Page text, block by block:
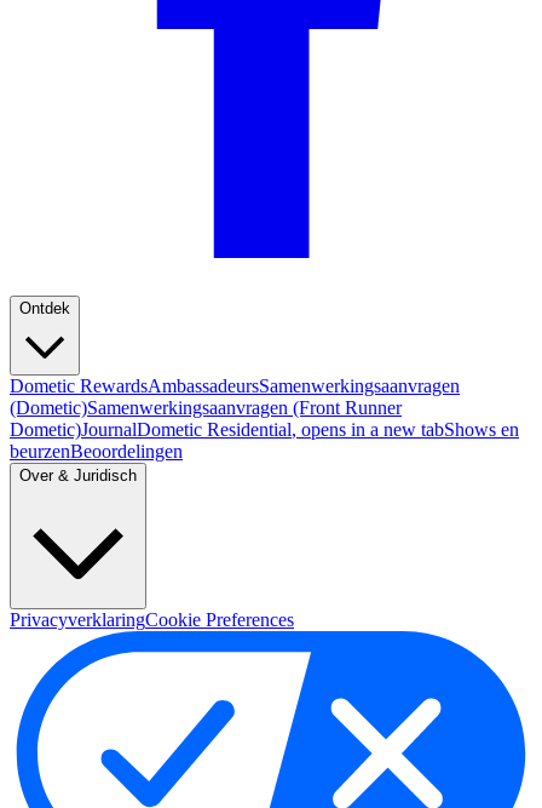
Ontdek
Dometic RewardsAmbassadeursSamenwerkingsaanvragen
(Dometic)Samenwerkingsaanvragen (Front Runner
Dometic)JournalDometic Residential, opens in a new tabShows en
beurzenBeoordelingen
Over & Juridisch
PrivacyverklaringCookie Preferences